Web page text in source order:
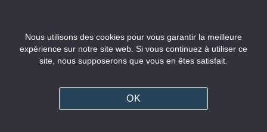
Auteurs
Mentions légales
Nous utilisons des cookies pour vous garantir la meilleure
expérience sur notre site web. Si vous continuez à utiliser ce
site, nous supposerons que vous en êtes satisfait.
OK